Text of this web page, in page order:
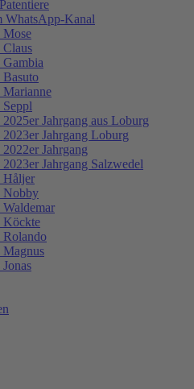
WhatsApp-Kanal
Mose
Claus
Gambia
Basuto
Marianne
Seppl
Jahrgang aus Loburg
Jahrgang Loburg
Jahrgang
Jahrgang Salzwedel
Håljer
Nobby
Waldemar
Köckte
Rolando
Magnus